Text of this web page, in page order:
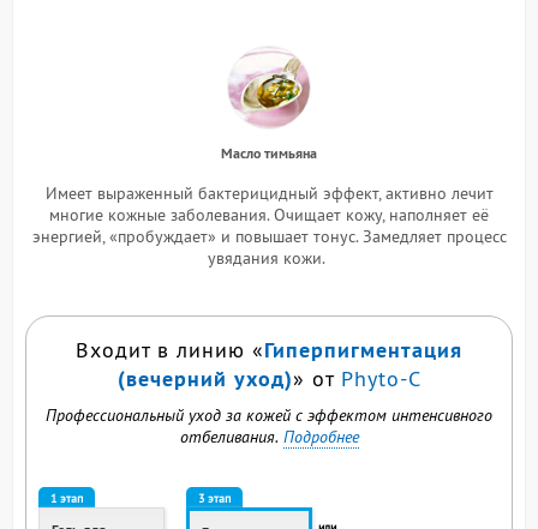
Масло тимьяна
Имеет выраженный бактерицидный эффект, активно лечит
многие кожные заболевания. Очищает кожу, наполняет её
энергией, «пробуждает» и повышает тонус. Замедляет процесс
увядания кожи.
Входит в линию «Гиперпигментация
(вечерний уход)» от Phyto-C
Профессиональный уход за кожей с эффектом интенсивного
отбеливания. Подробнее
1 этап 3 этап